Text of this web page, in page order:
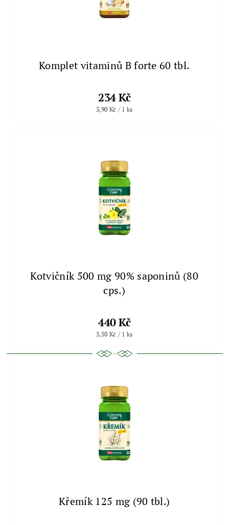
Komplet vitaminů B forte 60 tbl.
234 Kč
3,90 Kč / 1 ks
Kotvičník 500 mg 90% saponinů (80
cps.)
440 Kč
5,50 Kč / 1 ks
Křemík 125 mg (90 tbl.)